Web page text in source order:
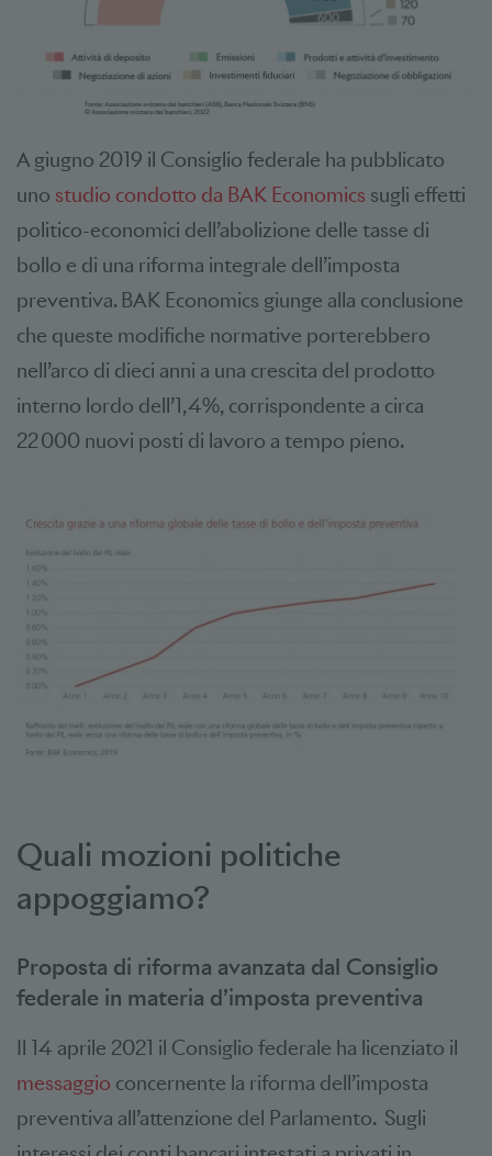
A giugno 2019 il Consiglio federale ha pubblicato
uno studio condotto da BAK Economics sugli effetti
politico-economici dell’abolizione delle tasse di
bollo e di una riforma integrale dell’imposta
preventiva. BAK Economics giunge alla conclusione
che queste modifiche normative porterebbero
nell’arco di dieci anni a una crescita del prodotto
interno lordo dell’1,4%, corrispondente a circa
22 000 nuovi posti di lavoro a tempo pieno.
Quali mozioni politiche
appoggiamo?
Proposta di riforma avanzata dal Consiglio
federale in materia d’imposta preventiva
Il 14 aprile 2021 il Consiglio federale ha licenziato il
messaggio concernente la riforma dell’imposta
preventiva all’attenzione del Parlamento. Sugli